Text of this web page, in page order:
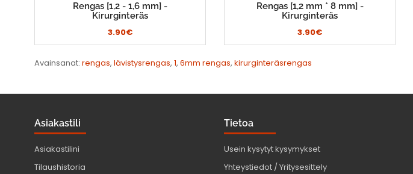
Rengas [1,2 - 1,6 mm] -
Kirurginteräs
3.90€
Rengas [1,2 mm * 8 mm] -
Kirurginteräs
3.90€
Avainsanat: rengas, lävistysrengas, 1, 6mm rengas, kirurginteräsrengas
Asiakastili
Asiakastilini
Tilaushistoria
Tietoa
Usein kysytyt kysymykset
Yhteystiedot / Yritysesittely